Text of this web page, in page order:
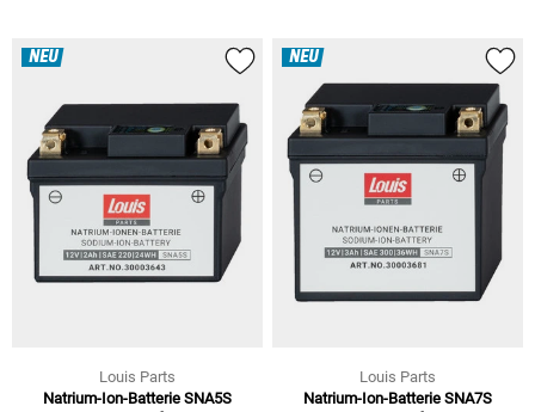
NEU
Louis Parts
Natrium-Ion-Batterie SNA5S
NEU
Louis Parts
Natrium-Ion-Batterie SNA7S